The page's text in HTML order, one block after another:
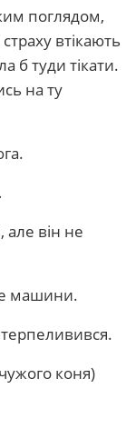
поглядом,
втікають
б туди тікати.
на ту
але він не
машини.
коня)